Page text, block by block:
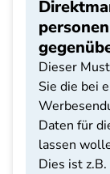
Dieser
Sie die bei
Daten für
lassen
Dies ist